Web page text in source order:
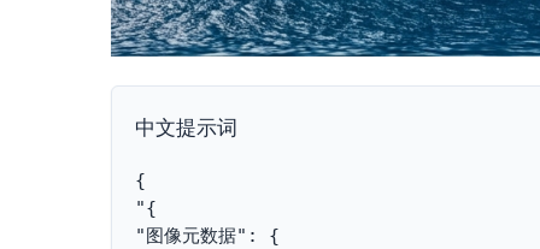
中文提示词
{
"{
"图像元数据": {